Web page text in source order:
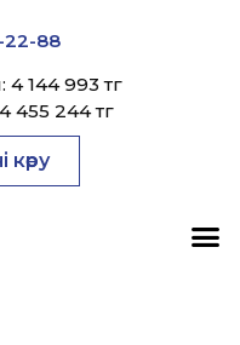
22-88
144 993 тг
244 тг
көру